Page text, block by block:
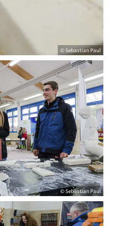
© Sebastian Paul
© Sebastian Paul